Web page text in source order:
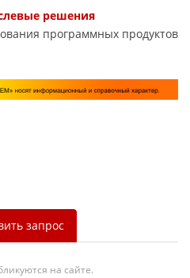
решения
программных продуктов
запрос
на сайте.